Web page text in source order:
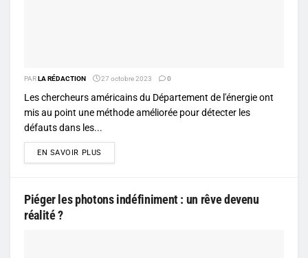
PARLA RÉDACTION 27 octobre 2023 0
Les chercheurs américains du Département de l'énergie ont
mis au point une méthode améliorée pour détecter les
défauts dans les...
EN SAVOIR PLUS
Piéger les photons indéfiniment : un rêve devenu
réalité ?